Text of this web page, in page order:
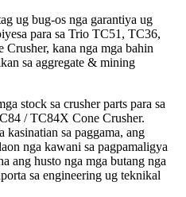
ug bug-os nga garantiya ug
para sa Trio TC51, TC36,
kana nga mga bahin
sa aggregate & mining
stock sa crusher parts para sa
/ TC84X Cone Crusher.
kasinatian sa paggama, ang
nga kawani sa pagpamaligya
ang husto nga mga butang nga
sa engineering ug teknikal